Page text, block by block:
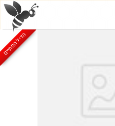
והתכנים המתפרסמים בה הינם מטעם הגולשים.
חדש בכוורת
הדיל הסתיים